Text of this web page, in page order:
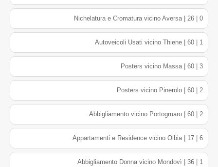
Nichelatura e Cromatura vicino Aversa | 26 | 0
Autoveicoli Usati vicino Thiene | 60 | 1
Posters vicino Massa | 60 | 3
Posters vicino Pinerolo | 60 | 2
Abbigliamento vicino Portogruaro | 60 | 2
Appartamenti e Residence vicino Olbia | 17 | 6
Abbigliamento Donna vicino Mondovì | 36 | 1